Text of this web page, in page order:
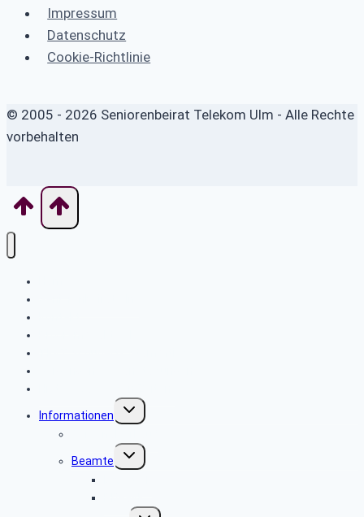
Impressum
Datenschutz
Cookie-Richtlinie
© 2005 - 2026 Seniorenbeirat Telekom Ulm - Alle Rechte
vorbehalten
Informationen
Untermenü
umschalten
Beamte
Untermenü
umschalten
Untermenü